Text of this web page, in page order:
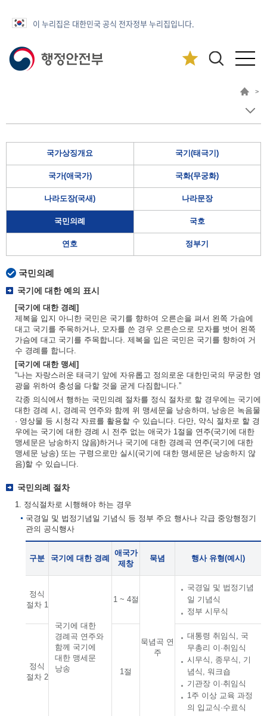
이 누리집은 대한민국 공식 전자정부 누리집입니다.
>
국가상징개요 국기(태극기)
국가(애국가) 국화(무궁화)
나라도장(국새) 나라문장
국민의례 국호
연호 정부기
국민의례
국기에 대한 예의 표시
[국기에 대한 경례]
제복을 입지 아니한 국민은 국기를 향하여 오른손을 펴서 왼쪽 가슴에
대고 국기를 주목하거나, 모자를 쓴 경우 오른손으로 모자를 벗어 왼쪽
가슴에 대고 국기를 주목합니다. 제복을 입은 국민은 국기를 향하여 거
수 경례를 합니다.
[국기에 대한 맹세]
“나는 자랑스러운 태극기 앞에 자유롭고 정의로운 대한민국의 무궁한 영
광을 위하여 충성을 다할 것을 굳게 다짐합니다.”
각종 의식에서 행하는 국민의례 절차를 정식 절차로 할 경우에는 국기에
대한 경례 시, 경례곡 연주와 함께 위 맹세문을 낭송하며, 낭송은 녹음물
· 영상물 등 시청각 자료를 활용할 수 있습니다. 다만, 약식 절차로 할 경
우에는 국기에 대한 경례 시 전주 없는 애국가 1절을 연주(국기에 대한
맹세문은 낭송하지 않음)하거나 국기에 대한 경례곡 연주(국기에 대한
맹세문 낭송) 또는 구령으로만 실시(국기에 대한 맹세문은 낭송하지 않
음)할 수 있습니다.
국민의례 절차
1. 정식절차로 시행해야 하는 경우
국경일 및 법정기념일 기념식 등 정부 주요 행사나 각급 중앙행정기
관의 공식행사
구분 국기에 대한 경례
애국가
제창
묵념 행사 유형(예시)
정식
절차 1
국기에 대한
경례곡 연주와
함께 국기에
대한 맹세문
낭송
1 ~ 4절
묵념곡 연
주
국경일 및 법정기념
일 기념식
정부 시무식
정식
절차 2
1절
대통령 취임식, 국
무총리 이·취임식
시무식, 종무식, 기
념식, 워크숍
기관장 이·취임식
1주 이상 교육 과정
의 입교식·수료식